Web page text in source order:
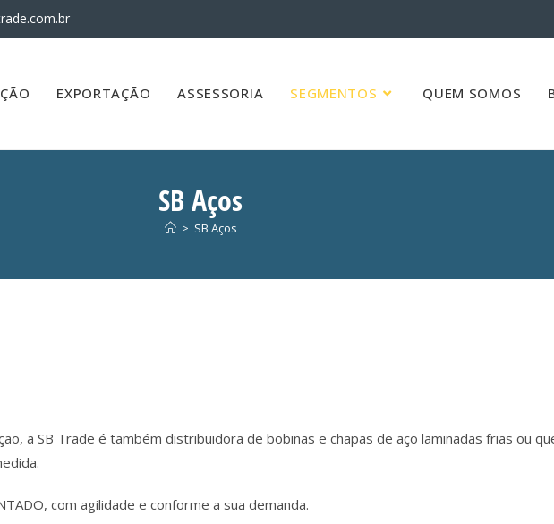
EXPORTAÇÃO ASSESSORIA SEGMENTOS QUEM SOMOS
SB Aços
> SB Aços
a SB Trade é também distribuidora de bobinas e chapas de aço laminadas frias ou
com agilidade e conforme a sua demanda.